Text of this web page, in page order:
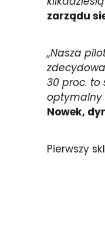
zarządu
„Nasza
30 proc. to
optymalny
Nowek,
Pierwszy